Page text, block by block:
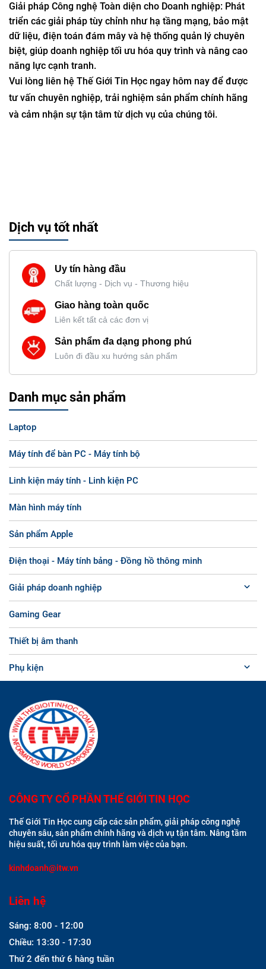
Giải pháp Công nghệ Toàn diện cho Doanh nghiệp: Phát
triển các giải pháp tùy chỉnh như hạ tầng mạng, bảo mật
dữ liệu, điện toán đám mây và hệ thống quản lý chuyên
biệt, giúp doanh nghiệp tối ưu hóa quy trình và nâng cao
năng lực cạnh tranh.
Vui lòng liên hệ Thế Giới Tin Học ngay hôm nay để được
tư vấn chuyên nghiệp, trải nghiệm sản phẩm chính hãng
và cảm nhận sự tận tâm từ dịch vụ của chúng tôi.
Dịch vụ tốt nhất
Uy tín hàng đầu
Chất lượng - Dịch vụ - Thương hiệu
Giao hàng toàn quốc
Liên kết tất cả các đơn vị
Sản phẩm đa dạng phong phú
Luôn đi đầu xu hướng sản phẩm
Danh mục sản phẩm
Laptop
Máy tính để bàn PC - Máy tính bộ
Linh kiện máy tính - Linh kiện PC
Màn hình máy tính
Sản phẩm Apple
Điện thoại - Máy tính bảng - Đồng hồ thông minh
Giải pháp doanh nghiệp
Gaming Gear
Thiết bị âm thanh
Phụ kiện
CÔNG TY CỔ PHẦN THẾ GIỚI TIN HỌC
Thế Giới Tin Học cung cấp các sản phẩm, giải pháp công nghệ
chuyên sâu, sản phẩm chính hãng và dịch vụ tận tâm. Nâng tầm
hiệu suất, tối ưu hóa quy trình làm việc của bạn.
kinhdoanh@itw.vn
Liên hệ
Sáng: 8:00 - 12:00
Chiều: 13:30 - 17:30
Thứ 2 đến thứ 6 hàng tuần